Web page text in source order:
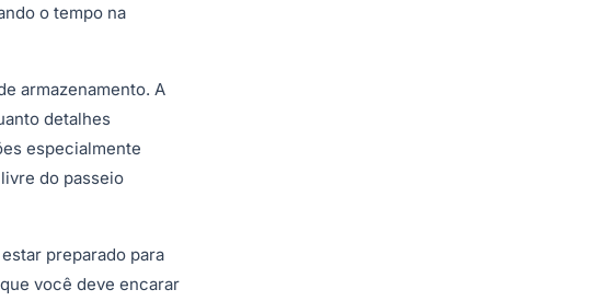
o tempo na
armazenamento. A
detalhes
especialmente
do passeio
preparado para
você deve encarar